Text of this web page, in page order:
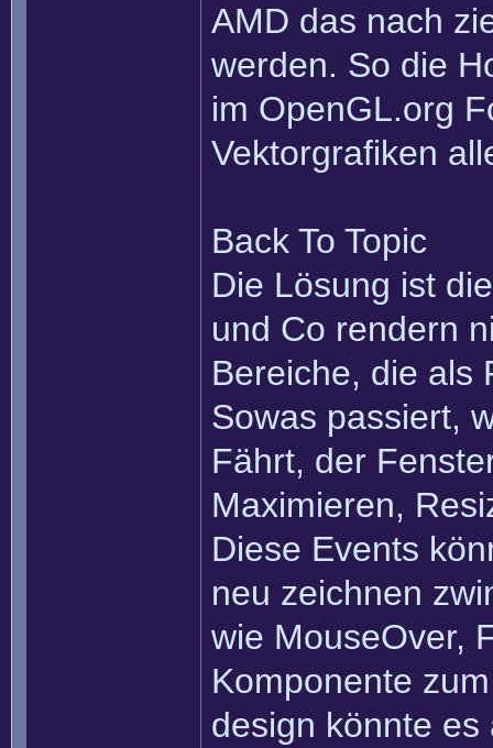
AMD das nach
werden. So die
im OpenGL.org
Vektorgrafiken
Back To Topic
Die Lösung ist
und Co rendern
Bereiche, die als
Sowas passiert,
Fährt, der
Maximieren,
Diese Events
neu zeichnen
wie MouseOver,
Komponente
design könnte